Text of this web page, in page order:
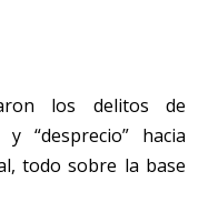
los delitos de
“desprecio” hacia
todo sobre la base